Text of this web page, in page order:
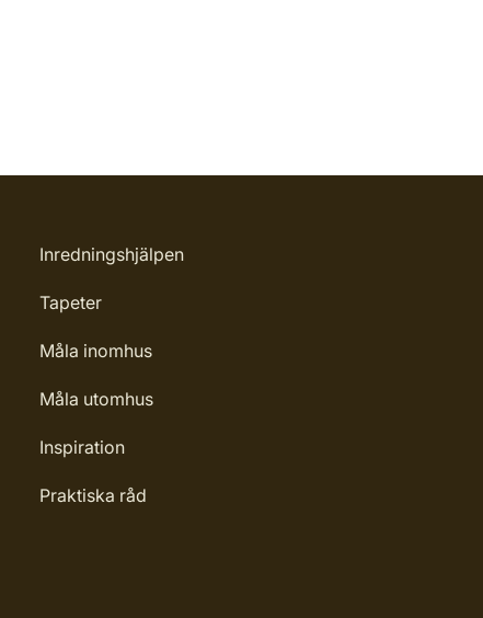
Inredningshjälpen
Tapeter
Måla inomhus
Måla utomhus
Inspiration
Praktiska råd